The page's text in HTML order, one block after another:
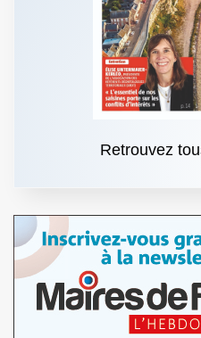
Retrouvez